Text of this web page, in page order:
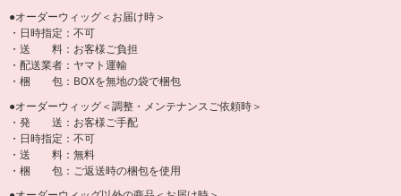
●オーダーウィッグ＜お届け時＞
・日時指定：不可
・送 料：お客様ご負担
・配送業者：ヤマト運輸
・梱 包：BOXを無地の袋で梱包
●オーダーウィッグ＜調整・メンテナンスご依頼時＞
・発 送：お客様ご手配
・日時指定：不可
・送 料：無料
・梱 包：ご返送時の梱包を使用